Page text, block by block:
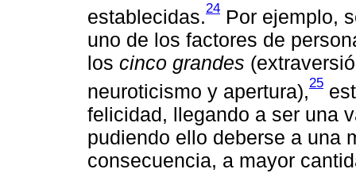
establecidas.24 Por ejemplo,
uno de los factores de
los cinco grandes
neuroticismo y apertura),25
felicidad, llegando a ser una
pudiendo ello deberse a una
consecuencia, a mayor